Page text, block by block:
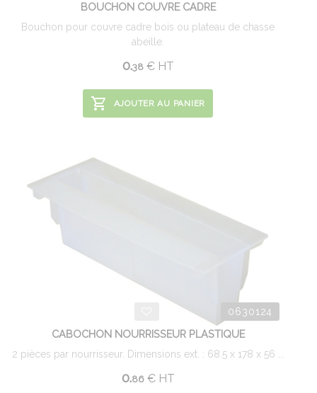
BOUCHON COUVRE CADRE
Bouchon pour couvre cadre bois ou plateau de chasse
abeille.
0.38 €HT
AJOUTER AU PANIER
0630124
CABOCHON NOURRISSEUR PLASTIQUE
2 pièces par nourrisseur. Dimensions ext. : 68.5 x 178 x 56 ...
0.86 €HT